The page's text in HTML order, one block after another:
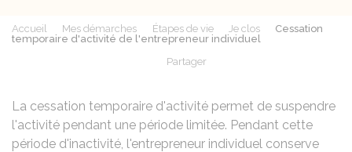
Accueil Mes démarches Étapes de vie Je clos
Cessation
temporaire d'activité de l'entrepreneur individuel
Partager
La cessation temporaire d'activité permet de suspendre
l'activité pendant une période limitée. Pendant cette
période d'inactivité, l'entrepreneur individuel conserve